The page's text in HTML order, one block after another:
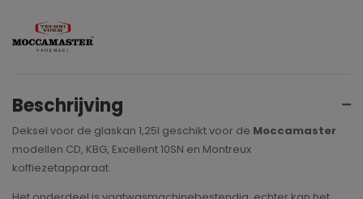
Beschrijving
Deksel voor de glaskan 1,25l geschikt voor de Moccamaster
modellen CD, KBG, Excellent 10SN en Montreux
koffiezetapparaat.